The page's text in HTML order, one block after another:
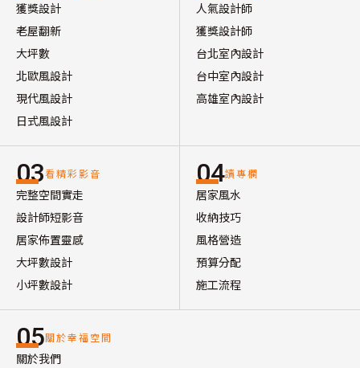
獲獎設計
老屋翻新
大坪數
北歐風設計
現代風設計
日式風設計
人氣設計師
獲獎設計師
台北室內設計
台中室內設計
高雄室內設計
03看精彩影音
完整空間實走
設計師短影音
居家佈置靈感
大坪數設計
小坪數設計
04讀專欄
居家風水
收納技巧
風格營造
預算分配
施工流程
05關於幸福空間
關於我們